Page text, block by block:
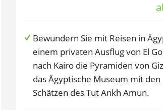
Bewundern Sie mit Reisen in
einem privaten Ausflug von El
nach Kairo die Pyramiden von
das Ägyptische Museum mit den
Schätzen des Tut Ankh Amun.